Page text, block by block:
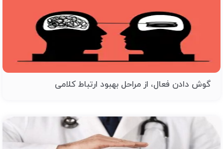
گوش دادن فعال، از مراحل بهبود ارتباط کلامی